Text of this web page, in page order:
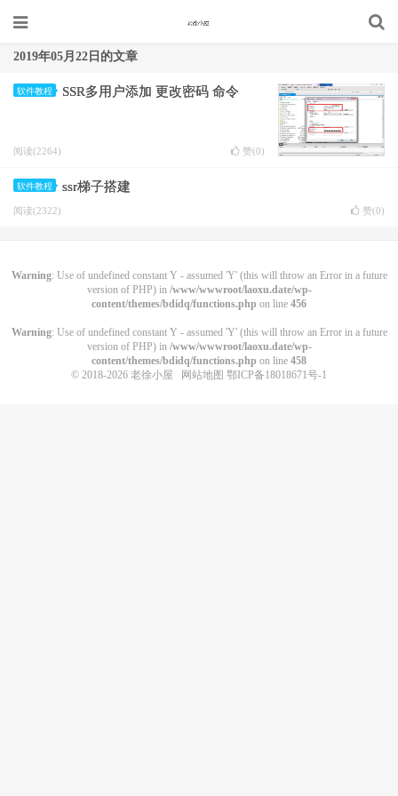
2019年05月22日的文章
软件教程 SSR多用户添加 更改密码 命令
阅读(2264) 赞(0)
软件教程 ssr梯子搭建
阅读(2322) 赞(0)
Warning: Use of undefined constant Y - assumed 'Y' (this will throw an Error in a future
version of PHP) in /www/wwwroot/laoxu.date/wp-
content/themes/bdidq/functions.php on line 456
Warning: Use of undefined constant Y - assumed 'Y' (this will throw an Error in a future
version of PHP) in /www/wwwroot/laoxu.date/wp-
content/themes/bdidq/functions.php on line 458
© 2018-2026 老徐小屋 网站地图 鄂ICP备18018671号-1